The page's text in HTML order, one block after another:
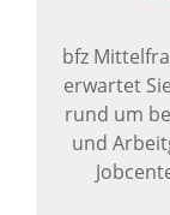
bfz
erwartet
rund um
und